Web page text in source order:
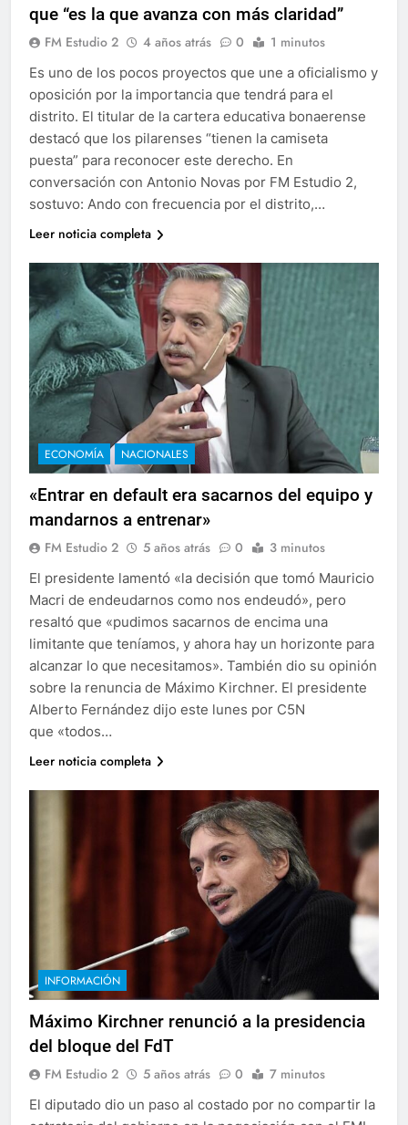
que “es la que avanza con más claridad”
FM Estudio 2 4 años atrás 0 1 minutos
Es uno de los pocos proyectos que une a oficialismo y
oposición por la importancia que tendrá para el
distrito. El titular de la cartera educativa bonaerense
destacó que los pilarenses “tienen la camiseta
puesta” para reconocer este derecho. En
conversación con Antonio Novas por FM Estudio 2,
sostuvo: Ando con frecuencia por el distrito,…
Leer noticia completa
ECONOMÍA NACIONALES
«Entrar en default era sacarnos del equipo y
mandarnos a entrenar»
FM Estudio 2 5 años atrás 0 3 minutos
El presidente lamentó «la decisión que tomó Mauricio
Macri de endeudarnos como nos endeudó», pero
resaltó que «pudimos sacarnos de encima una
limitante que teníamos, y ahora hay un horizonte para
alcanzar lo que necesitamos». También dio su opinión
sobre la renuncia de Máximo Kirchner. El presidente
Alberto Fernández dijo este lunes por C5N
que «todos…
Leer noticia completa
INFORMACIÓN
Máximo Kirchner renunció a la presidencia
del bloque del FdT
FM Estudio 2 5 años atrás 0 7 minutos
El diputado dio un paso al costado por no compartir la